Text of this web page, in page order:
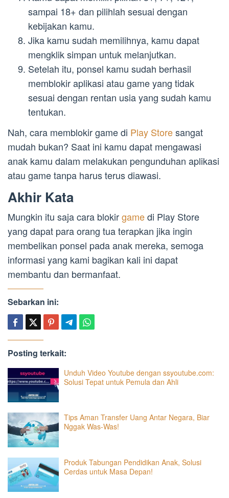
sampai 18+ dan pilihlah sesuai dengan
kebijakan kamu.
Jika kamu sudah memilihnya, kamu dapat
mengklik simpan untuk melanjutkan.
Setelah itu, ponsel kamu sudah berhasil
memblokir aplikasi atau game yang tidak
sesuai dengan rentan usia yang sudah kamu
tentukan.
Nah, cara memblokir game di Play Storesangat
mudah bukan? Saat ini kamu dapat mengawasi
anak kamu dalam melakukan pengunduhan aplikasi
atau game tanpa harus terus diawasi.
Akhir Kata
Mungkin itu saja cara blokirgamedi Play Store
yang dapat para orang tua terapkan jika ingin
membelikan ponsel pada anak mereka, semoga
informasi yang kami bagikan kali ini dapat
membantu dan bermanfaat.
Sebarkan ini:
Posting terkait:
Unduh Video Youtube dengan ssyoutube.com:
Solusi Tepat untuk Pemula dan Ahli
Tips Aman Transfer Uang Antar Negara, Biar
Nggak Was-Was!
Produk Tabungan Pendidikan Anak, Solusi
Cerdas untuk Masa Depan!